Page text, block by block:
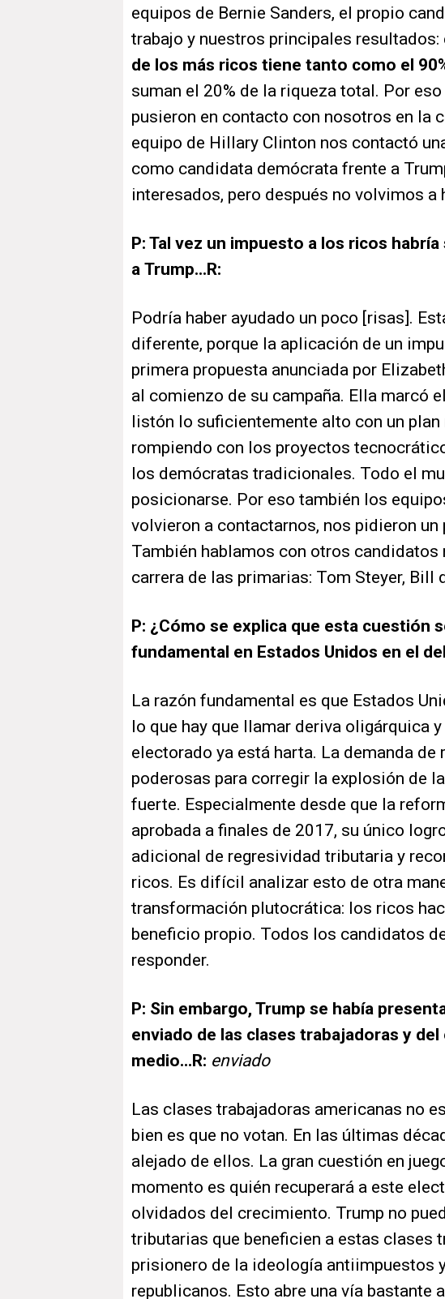
equipos de Bernie Sanders, el propio
trabajo y nuestros principales resultados:
de los más ricos tiene tanto como el
suman el 20% de la riqueza total. Por
pusieron en contacto con nosotros en la
equipo de Hillary Clinton nos contactó
como candidata demócrata frente a
interesados, pero después no volvimos a
P: Tal vez un impuesto a los ricos
a Trump...R:
Podría haber ayudado un poco [risas].
diferente, porque la aplicación de un
primera propuesta anunciada por
al comienzo de su campaña. Ella marcó
listón lo suficientemente alto con un
rompiendo con los proyectos
los demócratas tradicionales. Todo el
posicionarse. Por eso también los
volvieron a contactarnos, nos pidieron
También hablamos con otros
carrera de las primarias: Tom Steyer, Bill
P: ¿Cómo se explica que esta cuestión
fundamental en Estados Unidos en el
La razón fundamental es que Estados
lo que hay que llamar deriva oligárquica y
electorado ya está harta. La demanda
poderosas para corregir la explosión de
fuerte. Especialmente desde que la
aprobada a finales de 2017, su único
adicional de regresividad tributaria y
ricos. Es difícil analizar esto de otra
transformación plutocrática: los ricos
beneficio propio. Todos los candidatos
responder.
P: Sin embargo, Trump se había
enviado de las clases trabajadoras y
medio...R: enviado
Las clases trabajadoras americanas no
bien es que no votan. En las últimas
alejado de ellos. La gran cuestión en
momento es quién recuperará a este
olvidados del crecimiento. Trump no
tributarias que beneficien a estas clases
prisionero de la ideología antiimpuestos
republicanos. Esto abre una vía bastante